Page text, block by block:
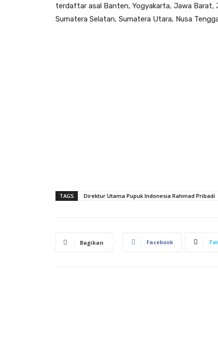
terdaftar asal Banten, Yogyakarta, Jawa Barat,
Sumatera Selatan, Sumatera Utara, Nusa
TAGS Direktur Utama Pupuk Indonesia Rahmad Pribadi
Bagikan Facebook